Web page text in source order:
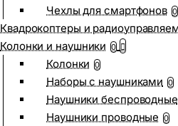
Чехлы для смартфонов 0
Квадрокоптеры и
Колонки и наушники 0
Колонки 0
Наборы с наушниками 0
Наушники беспроводные
Наушники проводные 0